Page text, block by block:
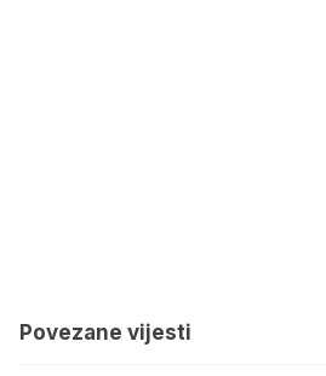
Povezane vijesti